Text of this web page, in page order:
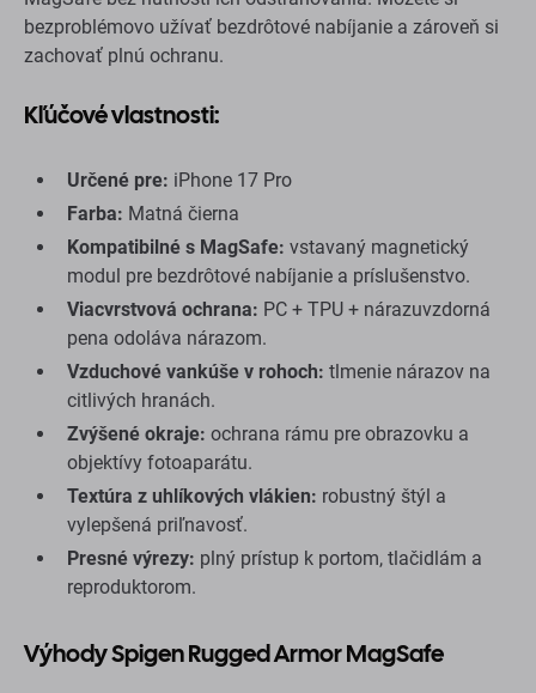
bezproblémovo užívať bezdrôtové nabíjanie a zároveň si
zachovať plnú ochranu.
Kľúčové vlastnosti:
Určené pre: iPhone 17 Pro
Farba: Matná čierna
Kompatibilné s MagSafe: vstavaný magnetický
modul pre bezdrôtové nabíjanie a príslušenstvo.
Viacvrstvová ochrana: PC + TPU + nárazuvzdorná
pena odoláva nárazom.
Vzduchové vankúše v rohoch: tlmenie nárazov na
citlivých hranách.
Zvýšené okraje: ochrana rámu pre obrazovku a
objektívy fotoaparátu.
Textúra z uhlíkových vlákien: robustný štýl a
vylepšená priľnavosť.
Presné výrezy: plný prístup k portom, tlačidlám a
reproduktorom.
Výhody Spigen Rugged Armor MagSafe